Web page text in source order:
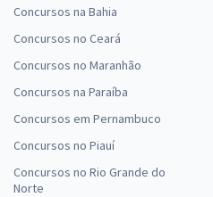
Concursos na Bahia
Concursos no Ceará
Concursos no Maranhão
Concursos na Paraíba
Concursos em Pernambuco
Concursos no Piauí
Concursos no Rio Grande do
Norte